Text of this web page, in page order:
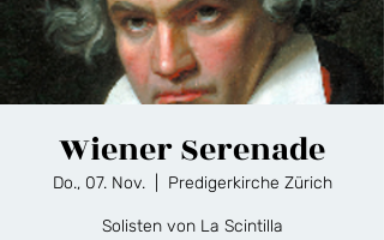
Wiener Serenade
Do., 07. Nov.
  |
Predigerkirche Zürich
Solisten von La Scintilla